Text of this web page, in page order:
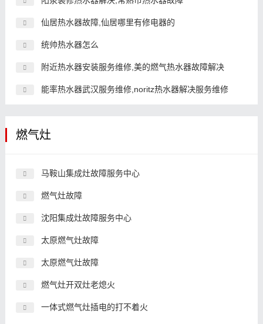
仙居热水器故障,仙居哪里有修电器的
统帅热水器怎么
附近热水器安装服务维修,美的燃气热水器故障解决
能率热水器武汉服务维修,noritz热水器解决服务维修
燃气灶
马鞍山集成灶故障服务中心
燃气灶故障
沈阳集成灶故障服务中心
太原燃气灶故障
太原燃气灶故障
燃气灶开双灶老熄火
一体式燃气灶插电的打不着火